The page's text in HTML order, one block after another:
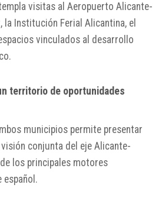
visitas al Aeropuerto Alicante-
, la Institución Ferial Alicantina, el
vinculados al desarrollo
territorio de oportunidades
municipios permite presentar
conjunta del eje Alicante-
los principales motores
español.